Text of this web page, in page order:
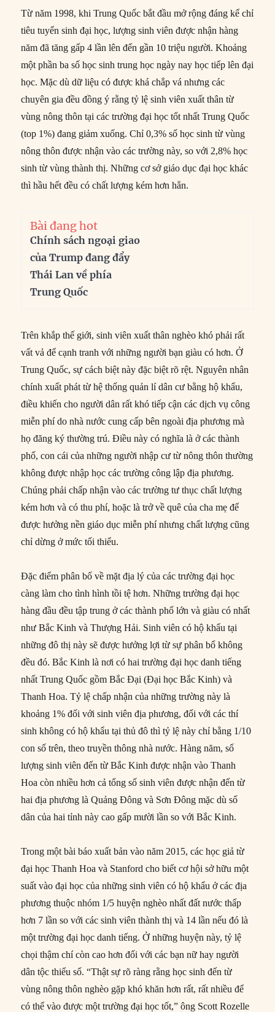
Từ năm 1998, khi Trung Quốc bắt đầu mở rộng đáng kể chỉ
tiêu tuyển sinh đại học, lượng sinh viên được nhận hàng
năm đã tăng gấp 4 lần lên đến gần 10 triệu người. Khoảng
một phần ba số học sinh trung học ngày nay học tiếp lên đại
học. Mặc dù dữ liệu có được khá chắp vá nhưng các
chuyên gia đều đồng ý rằng tỷ lệ sinh viên xuất thân từ
vùng nông thôn tại các trường đại học tốt nhất Trung Quốc
(top 1%) đang giảm xuống. Chỉ 0,3% số học sinh từ vùng
nông thôn được nhận vào các trường này, so với 2,8% học
sinh từ vùng thành thị. Những cơ sở giáo dục đại học khác
thì hầu hết đều có chất lượng kém hơn hẳn.
Bài đang hot
Chính sách ngoại giao
của Trump đang đẩy
Thái Lan về phía
Trung Quốc
Trên khắp thế giới, sinh viên xuất thân nghèo khó phải rất
vất vả để cạnh tranh với những người bạn giàu có hơn. Ở
Trung Quốc, sự cách biệt này đặc biệt rõ rệt. Nguyên nhân
chính xuất phát từ hệ thống quản lí dân cư bằng hộ khẩu,
điều khiến cho người dân rất khó tiếp cận các dịch vụ công
miễn phí do nhà nước cung cấp bên ngoài địa phương mà
họ đăng ký thường trú. Điều này có nghĩa là ở các thành
phố, con cái của những người nhập cư từ nông thôn thường
không được nhập học các trường công lập địa phương.
Chúng phải chấp nhận vào các trường tư thục chất lượng
kém hơn và có thu phí, hoặc là trở về quê của cha mẹ để
được hưởng nền giáo dục miễn phí nhưng chất lượng cũng
chỉ dừng ở mức tối thiểu.
Đặc điểm phân bố về mặt địa lý của các trường đại học
càng làm cho tình hình tồi tệ hơn. Những trường đại học
hàng đầu đều tập trung ở các thành phố lớn và giàu có nhất
như Bắc Kinh và Thượng Hải. Sinh viên có hộ khẩu tại
những đô thị này sẽ được hưởng lợi từ sự phân bổ không
đều đó. Bắc Kinh là nơi có hai trường đại học danh tiếng
nhất Trung Quốc gồm Bắc Đại (Đại học Bắc Kinh) và
Thanh Hoa. Tỷ lệ chấp nhận của những trường này là
khoảng 1% đối với sinh viên địa phương, đối với các thí
sinh không có hộ khẩu tại thủ đô thì tỷ lệ này chỉ bằng 1/10
con số trên, theo truyền thông nhà nước. Hàng năm, số
lượng sinh viên đến từ Bắc Kinh được nhận vào Thanh
Hoa còn nhiều hơn cả tổng số sinh viên được nhận đến từ
hai địa phương là Quảng Đông và Sơn Đông mặc dù số
dân của hai tỉnh này cao gấp mười lần so với Bắc Kinh.
Trong một bài báo xuất bản vào năm 2015, các học giả từ
đại học Thanh Hoa và Stanford cho biết cơ hội sở hữu một
suất vào đại học của những sinh viên có hộ khẩu ở các địa
phương thuộc nhóm 1/5 huyện nghèo nhất đất nước thấp
hơn 7 lần so với các sinh viên thành thị và 14 lần nếu đó là
một trường đại học danh tiếng. Ở những huyện này, tỷ lệ
chọi thậm chí còn cao hơn đối với các bạn nữ hay người
dân tộc thiểu số. “Thật sự rõ ràng rằng học sinh đến từ
vùng nông thôn nghèo gặp khó khăn hơn rất, rất nhiều để
có thể vào được một trường đại học tốt,” ông Scott Rozelle